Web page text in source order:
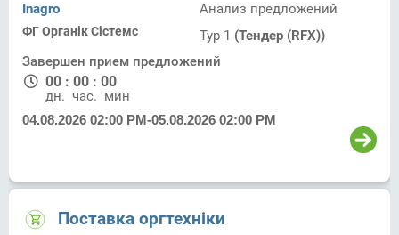
Inagro
ФГ Органік Сістемс
Анализ предложений
Тур 1 (Тендер (RFX))
Завершен прием предложений
00 : 00 : 00
дн. час. мин.
04.08.2026 02:00 PM-05.08.2026 02:00 PM
Поставка оргтехніки